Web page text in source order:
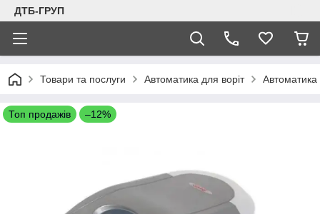
ДТБ-ГРУП
Товари та послуги Автоматика для воріт Автоматика
Топ продажів –12%